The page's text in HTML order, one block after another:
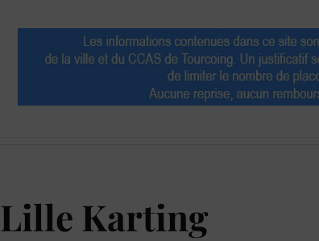
Lille Karting